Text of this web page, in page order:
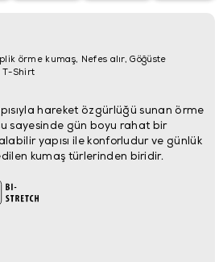
örme kumaş, Nefes alır, Göğüste
T-Shirt
hareket özgürlüğü sunan örme
sayesinde gün boyu rahat bir
yapısı ile konforludur ve günlük
kumaş türlerinden biridir.